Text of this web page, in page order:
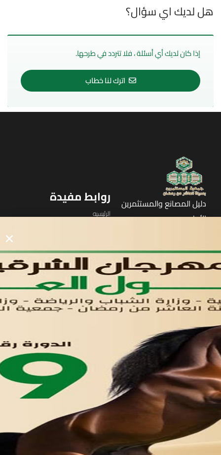
هل لديك اي سؤال؟
إذا كان لديك أي أسئلة ، فلا تتردد في طرحها.
اترك لنا خطاب
دليل المصانع والمستثمرين
الأول
روابط مفيدة
الرئيسيه
لوحه التحكم
اتصل بنا
تواصل معنا
مدينة العاشر من رمضان
01221020029
055-4494429
055-4494406
055-4494414
info.triaeg@yahoo.com
info@triaeg-guide.com